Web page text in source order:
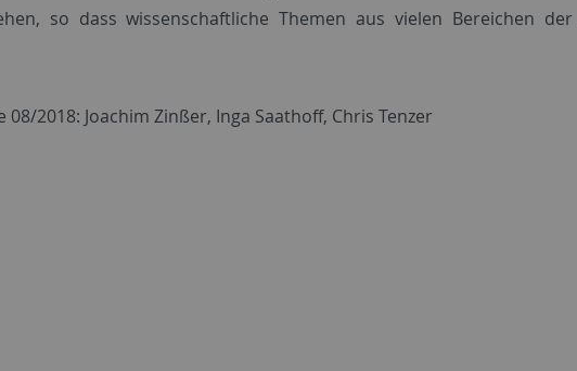
so dass wissenschaftliche Themen aus vielen Bereichen
08/2018: Joachim Zinßer, Inga Saathoff, Chris Tenzer